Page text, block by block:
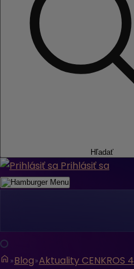
Hľadať
Prihlásiť sa
Menu
Blog Aktuality CENKROS 4